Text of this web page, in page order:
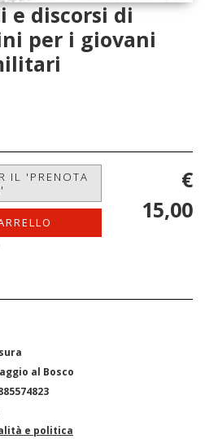
e discorsi di
per i giovani
IL 'PRENOTA
€
15,00
al Bosco
e politica